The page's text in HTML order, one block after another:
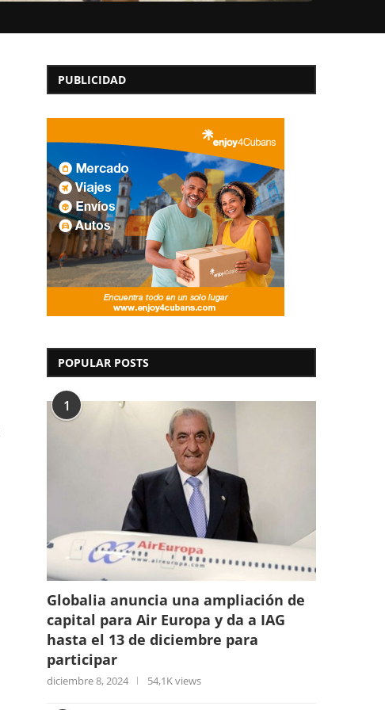
PUBLICIDAD
POPULAR POSTS
1
Globalia anuncia una ampliación de
capital para Air Europa y da a IAG
hasta el 13 de diciembre para
participar
diciembre 8, 2024 54,1K views